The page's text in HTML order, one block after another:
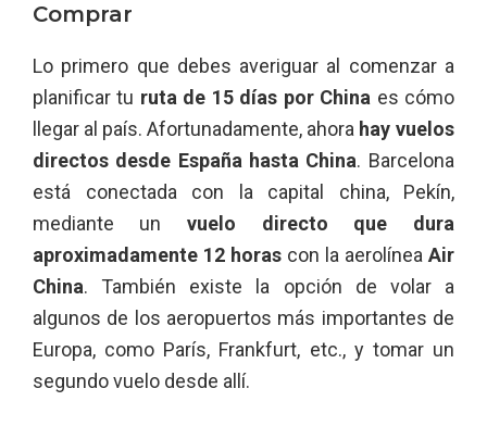
Comprar
Lo primero que debes averiguar al comenzar a
planificar tu ruta de 15 días por China es cómo
llegar al país. Afortunadamente, ahora hay vuelos
directos desde España hasta China. Barcelona
está conectada con la capital china, Pekín,
mediante un vuelo directo que dura
aproximadamente 12 horas con la aerolínea Air
China. También existe la opción de volar a
algunos de los aeropuertos más importantes de
Europa, como París, Frankfurt, etc., y tomar un
segundo vuelo desde allí.